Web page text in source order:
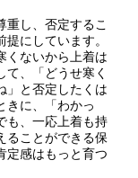
重し、否定するこ
にしています。
くないから上着は
て、「どうせ寒く
」と否定したくは
に、「わかっ
も、一応上着も持
ることができる保
定感はもっと育つ